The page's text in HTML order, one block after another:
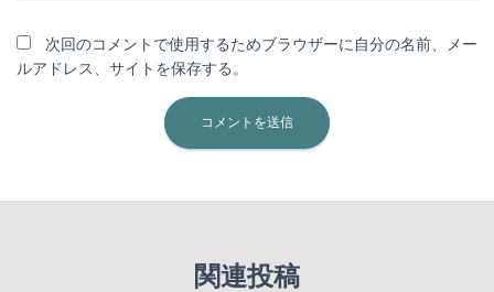
次回のコメントで使用するためブラウザーに自分の名前、メー
ルアドレス、サイトを保存する。
関連投稿